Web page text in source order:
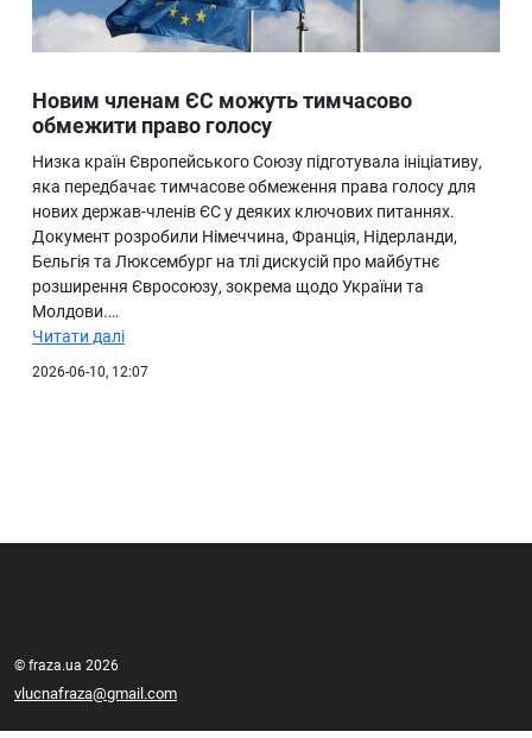
Людина
Ukraine
Про нас
Новим членам ЄС можуть тимчасово
обмежити право голосу
Низка країн Європейського Союзу підготувала ініціативу,
яка передбачає тимчасове обмеження права голосу для
нових держав-членів ЄС у деяких ключових питаннях.
Документ розробили Німеччина, Франція, Нідерланди,
Бельгія та Люксембург на тлі дискусій про майбутнє
розширення Євросоюзу, зокрема щодо України та
Молдови.…
Читати далі
2026-06-10, 12:07
© fraza.ua 2026
vlucnafraza@gmail.com